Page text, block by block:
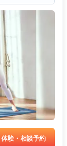
体験・相談予約